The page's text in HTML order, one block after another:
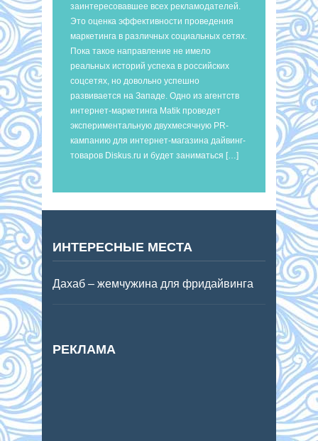
заинтересовавшее всех рекламодателей.
Это оценка эффективности проведения
маркетинга в различных социальных сетях.
Пока такое направление не имело
реальных историй успеха в российских
соцсетях, но довольно успешно
развивается на Западе. Одно из агентств
интернет-маркетинга Matik проведет
экспериментальную двухмесячную PR-
кампанию для интернет-магазина дайвинг-
товаров Diskus.ru и будет заниматься […]
ИНТЕРЕСНЫЕ МЕСТА
Дахаб – жемчужина для фридайвинга
РЕКЛАМА